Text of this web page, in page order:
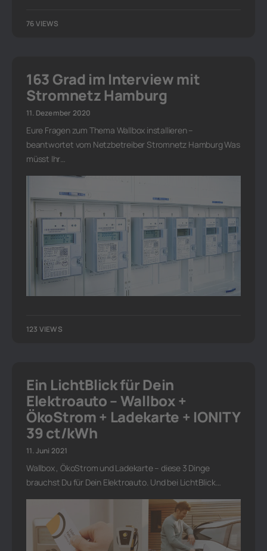
76 VIEWS
163 Grad im Interview mit
Stromnetz Hamburg
11. Dezember 2020
Eure Fragen zum Thema Wallbox installieren –
beantwortet vom Netzbetreiber Stromnetz Hamburg Was
müsst Ihr…
123 VIEWS
Ein LichtBlick für Dein
Elektroauto – Wallbox +
ÖkoStrom + Ladekarte + IONITY
39 ct/kWh
11. Juni 2021
Wallbox , ÖkoStrom und Ladekarte – diese 3 Dinge
brauchst Du für Dein Elektroauto. Und bei LichtBlick…